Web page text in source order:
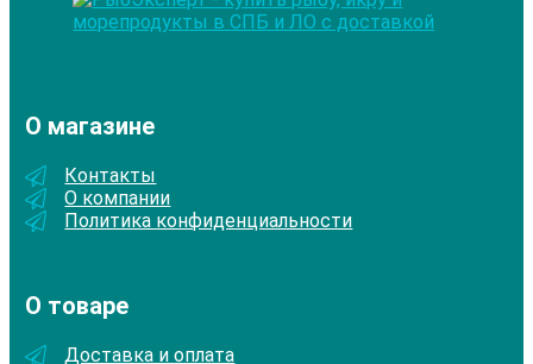
О магазине
Контакты
О компании
Политика конфиденциальности
О товаре
Доставка и оплата